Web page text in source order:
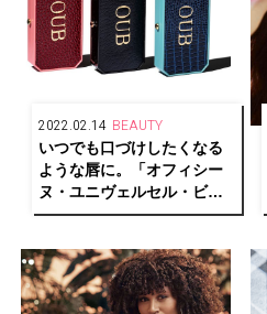
2022.02.14 BEAUTY
いつでも口づけしたくなる
ような唇に。「オフィシー
ヌ・ユニヴェルセル・ビュ
リー」の「ボーム・デ・ミ
色が登場。